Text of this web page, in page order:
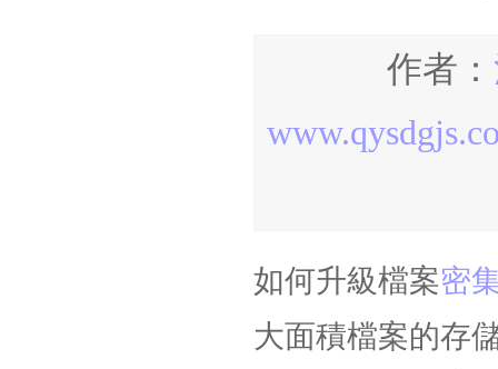
作者：
如何升級檔案密
大面積檔案的存